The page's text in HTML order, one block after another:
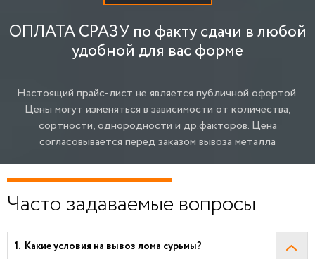
ОПЛАТА СРАЗУ по факту сдачи в любой
удобной для вас форме
Настоящий прайс-лист не является публичной офертой.
Цены могут изменяться в зависимости от количества,
сортности, однородности и др.факторов. Цена
согласовывается перед заказом вывоза металла
Часто задаваемые вопросы
Какие условия на вывоз лома сурьмы?